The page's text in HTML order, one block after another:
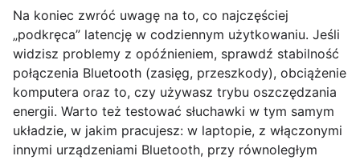
Na koniec zwróć uwagę na to, co najczęściej
„podkręca” latencję w codziennym użytkowaniu. Jeśli
widzisz problemy z opóźnieniem, sprawdź stabilność
połączenia Bluetooth (zasięg, przeszkody), obciążenie
komputera oraz to, czy używasz trybu oszczędzania
energii. Warto też testować słuchawki w tym samym
układzie, w jakim pracujesz: w laptopie, z włączonymi
innymi urządzeniami Bluetooth, przy równoległym